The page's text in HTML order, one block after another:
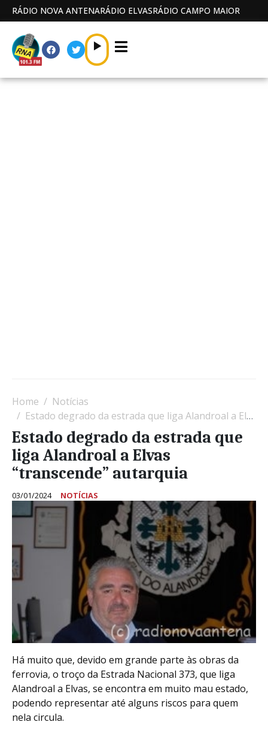
RÁDIO NOVA ANTENARÁDIO ELVASRÁDIO CAMPO MAIOR
Home
Notícias
Estado degrado da estrada que liga Alandroal a Elvas “transcende” autarquia
Estado degrado da estrada que
liga Alandroal a Elvas
“transcende” autarquia
03/01/2024 NOTÍCIAS
Há muito que, devido em grande parte às obras da
ferrovia, o troço da Estrada Nacional 373, que liga
Alandroal a Elvas, se encontra em muito mau estado,
podendo representar até alguns riscos para quem
nela circula.